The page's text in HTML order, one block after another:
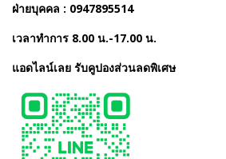
ฝ่ายบุคคล : 0947895514
เวลาทำการ 8.00 น.-17.00 น.
แอดไลน์เลย รับคูปองส่วนลดพิเศษ